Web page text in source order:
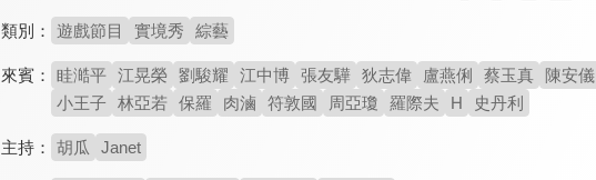
類別： 遊戲節目 實境秀 綜藝
來賓： 眭澔平 江晃榮 劉駿耀 江中博 張友驊 狄志偉 盧燕俐 蔡玉真 陳安儀
小王子
林亞若 保羅 肉滷 符敦國 周亞瓊 羅際夫 H 史丹利
主持： 胡瓜 Janet